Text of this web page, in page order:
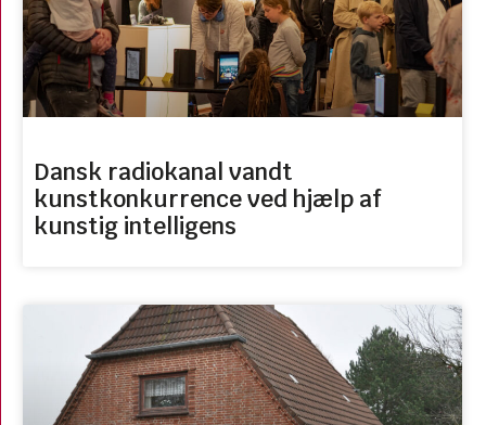
Dansk radiokanal vandt
kunstkonkurrence ved hjælp af
kunstig intelligens